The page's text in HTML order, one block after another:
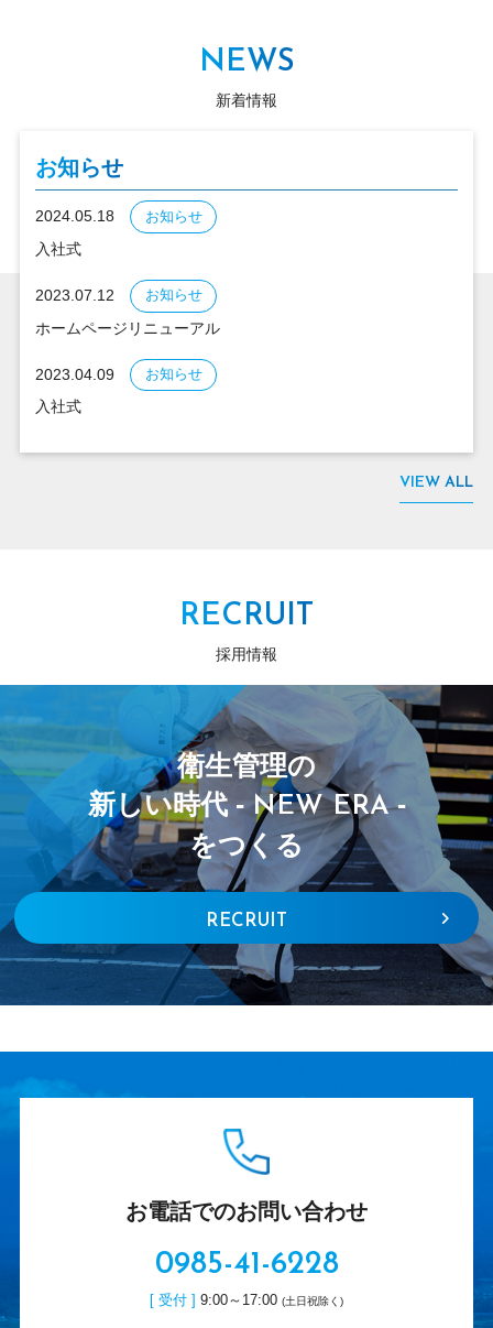
NEWS
新着情報
お知らせ
2024.05.18 お知らせ
入社式
2023.07.12 お知らせ
ホームページリニューアル
2023.04.09 お知らせ
入社式
VIEW ALL
RECRUIT
採用情報
衛生管理の
新しい時代 -NEW ERA-
をつくる
RECRUIT
お電話でのお問い合わせ
0985-41-6228
[ 受付 ] 9:00～17:00 (土日祝除く)